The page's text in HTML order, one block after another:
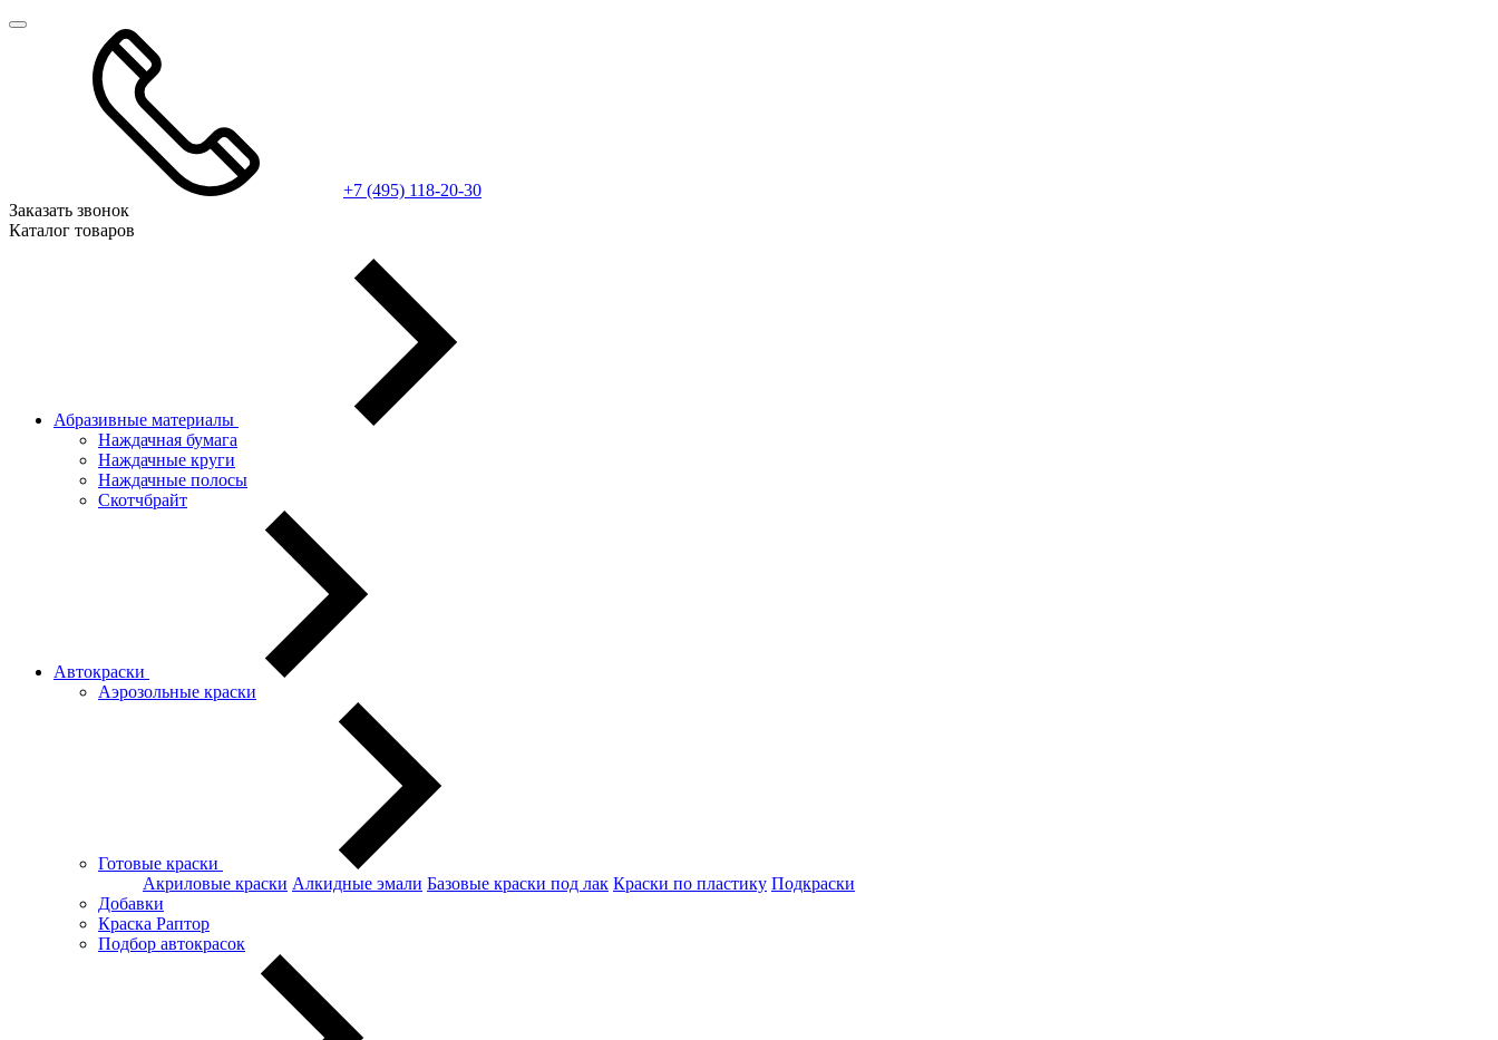
+7 (495) 118-20-30
Заказать звонок
Каталог товаров
Абразивные материалы
Наждачная бумага
Наждачные круги
Наждачные полосы
Скотчбрайт
Автокраски
Аэрозольные краски
Готовые краски
Акриловые краски Алкидные эмали Базовые краски под лак Краски по пластику Подкраски
Добавки
Краска Раптор
Подбор автокрасок